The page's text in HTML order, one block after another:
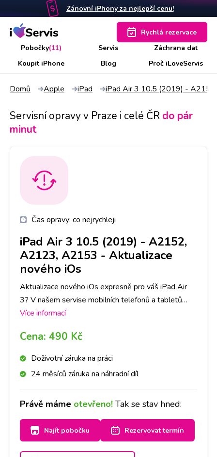
Zánovní iPhony za nejlepší cenu!
Pobočky(11) Servis
Záchrana dat
Koupit iPhone
Blog Proč iLoveServis
Rychlá rezervace
Domů Apple iPad iPad Air 3 10.5 (2019) -
Servisní opravy v Praze i celé ČR do pár
minut
Čas opravy: co nejrychleji
iPad Air 3 10.5 (2019) - A2152,
A2123, A2153 - Aktualizace
nového iOs
Aktualizace nového iOs expresně pro váš iPad Air
3? V našem servise mobilních telefonů a tabletů
opravíme na Apple jakoukoli závadu rychle a na
máme velké sklady dílů, tak abyste ještě DNES měli
svůj iPad Air 3 opravený v Praze, Brně, Ostravě,
Olomouci, Liberci, Pardubicích a Českých
Budějovicích.
Více informací
Cena: 490 Kč
Doživotní záruka na práci
24 měsíců záruka na náhradní díl
Právě máme otevřeno! Tak se stav hned:
Najít pobočku Rezervovat termín